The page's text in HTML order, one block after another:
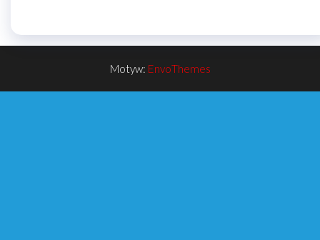
Motyw: EnvoThemes